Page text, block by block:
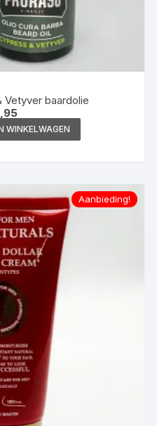
Vetyver baardolie
WINKELWAGEN
Aanbieding!